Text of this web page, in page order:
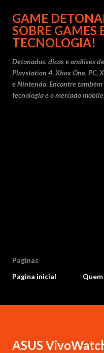
Pular para
GAME
SOBRE GAMES
TECNOLOGIA!
Detonados, dicas e análises
Playstation 4, Xbox One, PC,
e Nintendo. Encontre
tecnologia e o mercado
Paginas
Pagina inicial
ASUS